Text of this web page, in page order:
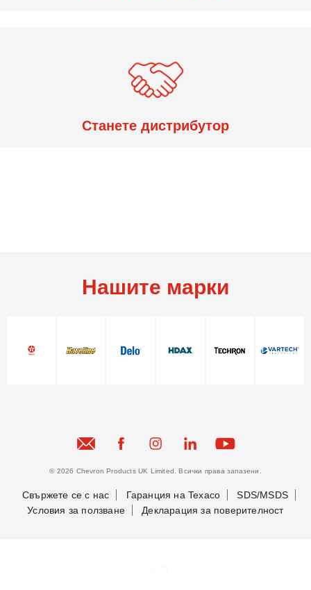
Станете дистрибутор
Нашите марки
© 2026 Chevron Products UK Limited. Всички права запазени.
Свържете се с нас Гаранция на Texaco
SDS/MSDS
Условия за ползване
Декларация за поверителност